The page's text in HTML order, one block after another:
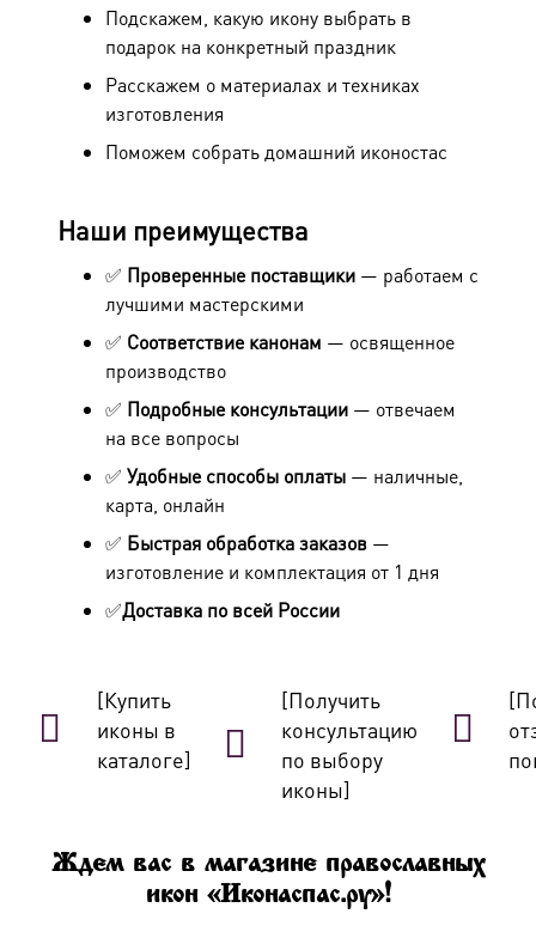
Подскажем, какую икону выбрать в
подарок на конкретный праздник
Расскажем о материалах и техниках
изготовления
Поможем собрать домашний иконостас
Наши преимущества
✅ Проверенные поставщики — работаем с
лучшими мастерскими
✅ Соответствие канонам — освященное
производство
✅ Подробные консультации — отвечаем
на все вопросы
✅ Удобные способы оплаты — наличные,
карта, онлайн
✅ Быстрая обработка заказов —
изготовление и комплектация от 1 дня
✅Доставка по всей России
[Купить
иконы в
каталоге]
[Получить
консультацию
по выбору
иконы]
Ждем вас в магазине православных
икон «Иконаспас.ру»!